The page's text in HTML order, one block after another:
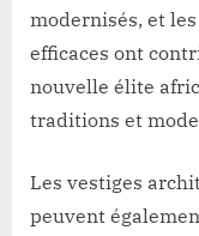
modernisés, et
efficaces ont
nouvelle élite
traditions et
Les vestiges
peuvent